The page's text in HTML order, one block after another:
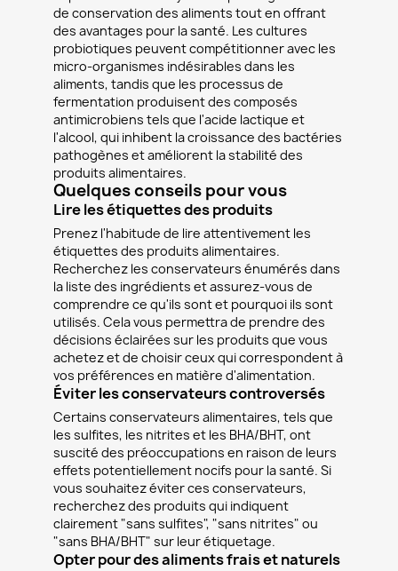
de conservation des aliments tout en offrant
des avantages pour la santé. Les cultures
probiotiques peuvent compétitionner avec les
micro-organismes indésirables dans les
aliments, tandis que les processus de
fermentation produisent des composés
antimicrobiens tels que l'acide lactique et
l'alcool, qui inhibent la croissance des bactéries
pathogènes et améliorent la stabilité des
produits alimentaires.
Quelques conseils pour vous
Lire les étiquettes des produits
Prenez l'habitude de lire attentivement les
étiquettes des produits alimentaires.
Recherchez les conservateurs énumérés dans
la liste des ingrédients et assurez-vous de
comprendre ce qu'ils sont et pourquoi ils sont
utilisés. Cela vous permettra de prendre des
décisions éclairées sur les produits que vous
achetez et de choisir ceux qui correspondent à
vos préférences en matière d'alimentation.
Éviter les conservateurs controversés
Certains conservateurs alimentaires, tels que
les sulfites, les nitrites et les BHA/BHT, ont
suscité des préoccupations en raison de leurs
effets potentiellement nocifs pour la santé. Si
vous souhaitez éviter ces conservateurs,
recherchez des produits qui indiquent
clairement "sans sulfites", "sans nitrites" ou
"sans BHA/BHT" sur leur étiquetage.
Opter pour des aliments frais et naturels